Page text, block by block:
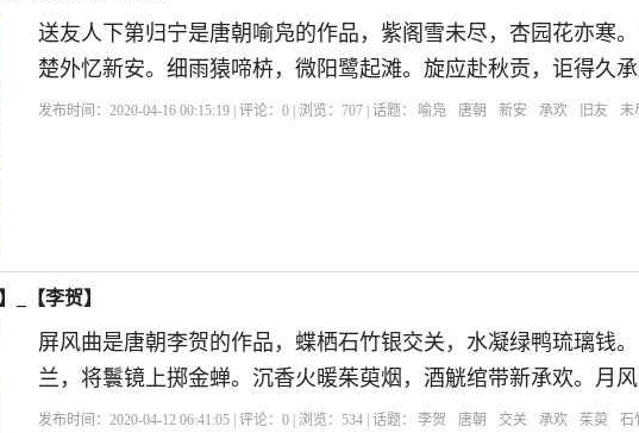
送友人下第归宁是唐朝喻凫的作品，紫阁雪未尽，杏园花亦寒。
楚外忆新安。细雨猿啼枿，微阳鹭起滩。旋应赴秋贡，讵得久承
发布时间：2020-04-16 00:15:19 | 评论：0 | 浏览： 707 | 话题： 喻凫 唐朝 新安 承欢 旧友 未
_【李贺】
屏风曲是唐朝李贺的作品，蝶栖石竹银交关，水凝绿鸭琉璃钱
兰，将鬟镜上掷金蝉。沉香火暖茱萸烟，酒觥绾带新承欢。月风
发布时间：2020-04-12 06:41:05 | 评论：0 | 浏览：534 | 话题： 李贺 唐朝 交关 承欢 茱萸 石